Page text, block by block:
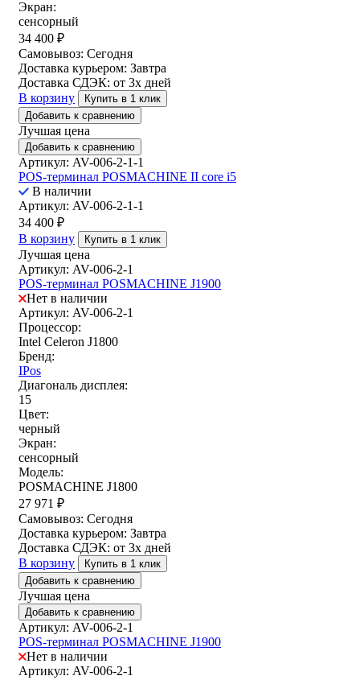
Экран:
сенсорный
34 400 ₽
Самовывоз: Сегодня
Доставка курьером: Завтра
Доставка СДЭК: от 3х дней
В корзину
Купить в 1 клик
Добавить к сравнению
Лучшая цена
Добавить к сравнению
Артикул: AV-006-2-1-1
POS-терминал POSMACHINE II core i5
В наличии
Артикул: AV-006-2-1-1
34 400 ₽
В корзину
Купить в 1 клик
Лучшая цена
Артикул: AV-006-2-1
POS-терминал POSMACHINE J1900
Нет в наличии
Артикул: AV-006-2-1
Процессор:
Intel Celeron J1800
Бренд:
IPos
Диагональ дисплея:
15
Цвет:
черный
Экран:
сенсорный
Модель:
POSMACHINE J1800
27 971 ₽
Самовывоз: Сегодня
Доставка курьером: Завтра
Доставка СДЭК: от 3х дней
В корзину
Купить в 1 клик
Добавить к сравнению
Лучшая цена
Добавить к сравнению
Артикул: AV-006-2-1
POS-терминал POSMACHINE J1900
Нет в наличии
Артикул: AV-006-2-1